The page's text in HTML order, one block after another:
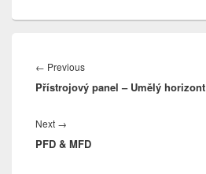
pro
příspěvek
← PreviousPrevious
post:
Přístrojový panel – Umělý horizont
Next →
post:
PFD & MFD